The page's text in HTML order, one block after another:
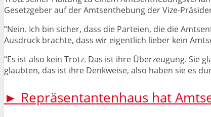
Gesetzgeber auf der Amtsenthebung der Vize-
“Nein. Ich bin sicher, dass die Parteien, die die
Ausdruck brachte, dass wir eigentlich lieber kein
“Es ist also kein Trotz. Das ist ihre Überzeugung. Sie
glaubten, das ist ihre Denkweise, also haben sie es
► Repräsentantenhaus hat